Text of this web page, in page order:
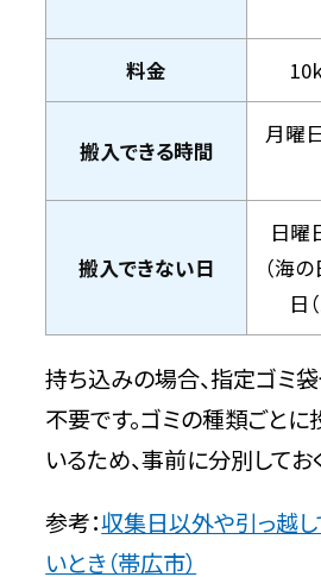
料金
搬入できる時間
月曜
搬入できない日
日曜
（海
日
持ち込みの場合、指定ゴミ
不要です。ゴミの種類ごと
いるため、事前に分別してお
参考：収集日以外や引っ越
いとき（帯広市）